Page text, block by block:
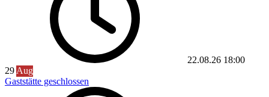
22.08.26 18:00
29 Aug
Gaststätte geschlossen